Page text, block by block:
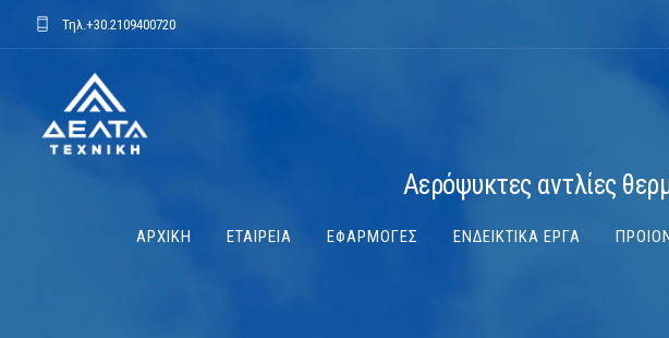
Τηλ.+30.2109400720
ΑΡΧΙΚΗ ΕΤΑΙΡΕΙΑ ΕΦΑΡΜΟΓΕΣ ΕΝΔΕΙΚΤΙΚΑ ΕΡΓΑ
Αερόψυκτες αντλίες